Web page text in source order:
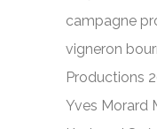
campagne
vigneron
Productions
Yves Morard